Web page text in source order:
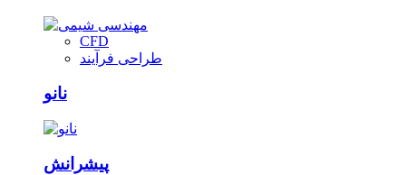
CFD
طراحی فرآیند
نانو
پیشرانش